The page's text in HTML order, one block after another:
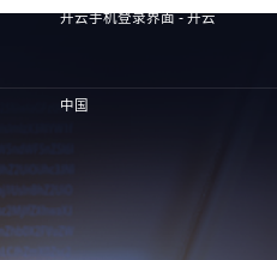
开云手机登录界面 - 开云
中国